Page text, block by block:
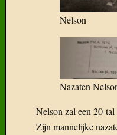
Nelson
Nazaten
Nelson zal een 20-
Zijn mannelijke